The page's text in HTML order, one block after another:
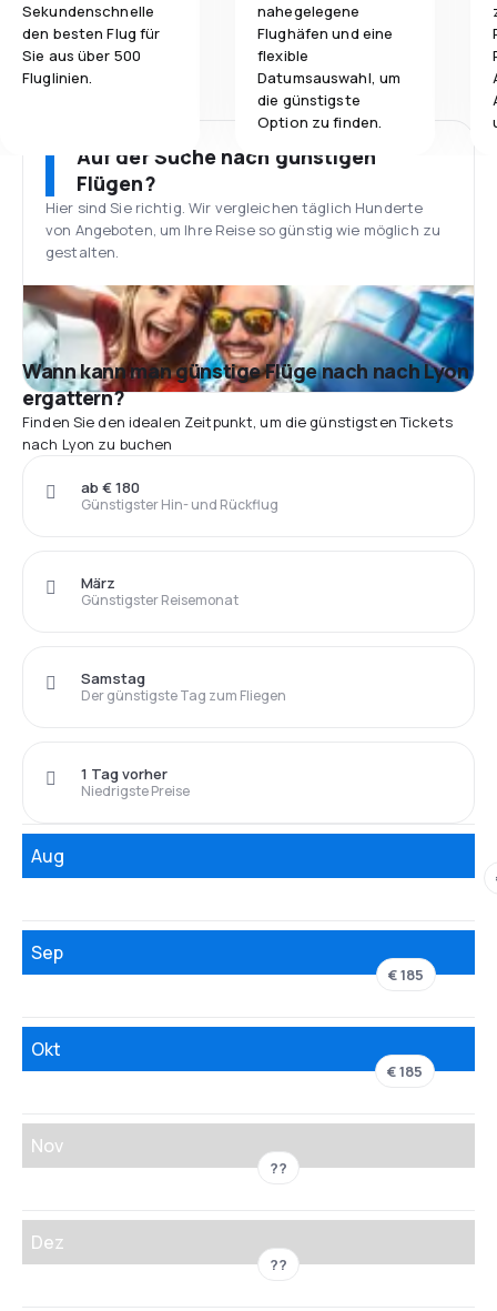
Sekundenschnelle
den besten Flug für
Sie aus über 500
Fluglinien.
nahegelegene
Flughäfen und eine
flexible
Datumsauswahl, um
die günstigste
Option zu finden.
Auf der Suche nach günstigen
Flügen?
Hier sind Sie richtig. Wir vergleichen täglich Hunderte
von Angeboten, um Ihre Reise so günstig wie möglich zu
gestalten.
Wann kann man günstige Flüge nach nach Lyon
ergattern?
Finden Sie den idealen Zeitpunkt, um die günstigsten Tickets
nach Lyon zu buchen
Günstigster Hin- und Rückflug
ab € 180
Günstigster Reisemonat
März
Der günstigste Tag zum Fliegen
Samstag
Niedrigste Preise
1 Tag vorher
Aug
Sep
€ 185
Okt
€ 185
Nov
??
Dez
??